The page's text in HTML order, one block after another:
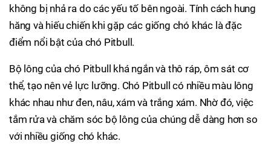
không bị nhả ra do các yếu tố bên ngoài. Tính cách hung
hăng và hiếu chiến khi gặp các giống chó khác là đặc
điểm nổi bật của chó Pitbull.
Bộ lông của chó Pitbull khá ngắn và thô ráp, ôm sát cơ
thể, tạo nên vẻ lực lưỡng. Chó Pitbull có nhiều màu lông
khác nhau như đen, nâu, xám và trắng xám. Nhờ đó, việc
tắm rửa và chăm sóc bộ lông của chúng dễ dàng hơn so
với nhiều giống chó khác.